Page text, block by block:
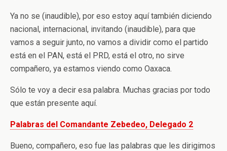
Ya no se (inaudible), por eso estoy aquí también diciendo
nacional, internacional, invitando (inaudible), para que
vamos a seguir junto, no vamos a dividir como el partido
está en el PAN, está el PRD, está el otro, no sirve
compañero, ya estamos viendo como Oaxaca.
Sólo te voy a decir esa palabra. Muchas gracias por todo
que están presente aquí.
Palabras del Comandante Zebedeo, Delegado 2
Bueno, compañero, eso fue las palabras que les dirigimos